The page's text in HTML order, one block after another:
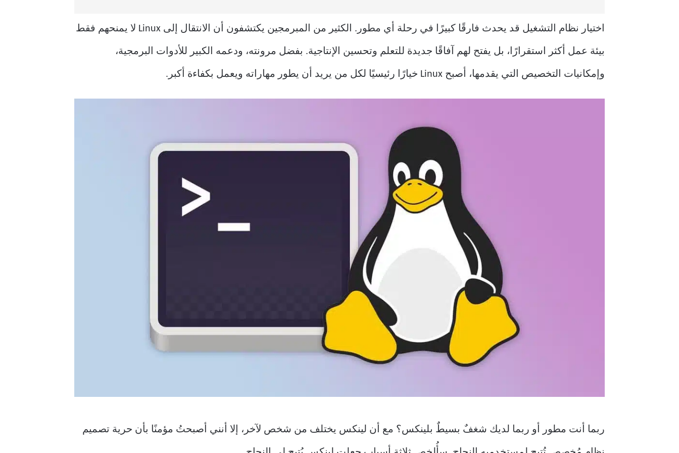
اختيار نظام التشغيل قد يحدث فارقًا كبيرًا في رحلة أي مطور. الكثير من المبرمجين يكتشفون أن الانتقال إلى Linux لا يمنحهم فقط
بيئة عمل أكثر استقرارًا، بل يفتح لهم آفاقًا جديدة للتعلم وتحسين الإنتاجية. بفضل مرونته، ودعمه الكبير للأدوات البرمجية،
وإمكانيات التخصيص التي يقدمها، أصبح Linux خيارًا رئيسيًا لكل من يريد أن يطور مهاراته ويعمل بكفاءة أكبر.
ربما أنت مطور أو ربما لديك شغفٌ بسيطٌ بلينكس؟ مع أن لينكس يختلف من شخص لآخر، إلا أنني أصبحتُ مؤمنًا بأن حرية تصميم